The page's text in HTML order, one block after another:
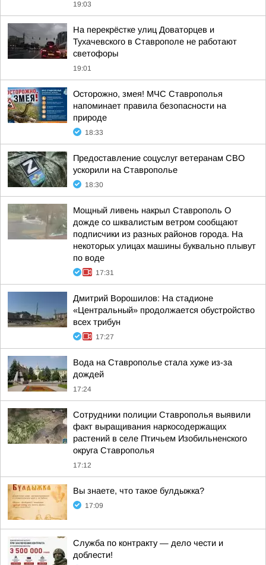
19:03
На перекрёстке улиц Доваторцев и
Тухачевского в Ставрополе не работают
светофоры
19:01
Осторожно, змея! МЧС Ставрополья
напоминает правила безопасности на
природе
18:33
Предоставление соцуслуг ветеранам СВО
ускорили на Ставрополье
18:30
Мощный ливень накрыл Ставрополь О
дожде со шквалистым ветром сообщают
подписчики из разных районов города. На
некоторых улицах машины буквально плывут
по воде
17:31
Дмитрий Ворошилов: На стадионе
«Центральный» продолжается обустройство
всех трибун
17:27
Вода на Ставрополье стала хуже из-за
дождей
17:24
Сотрудники полиции Ставрополья выявили
факт выращивания наркосодержащих
растений в селе Птичьем Изобильненского
округа Ставрополья
17:12
Вы знаете, что такое булдыжка?
17:09
Служба по контракту — дело чести и
доблести!